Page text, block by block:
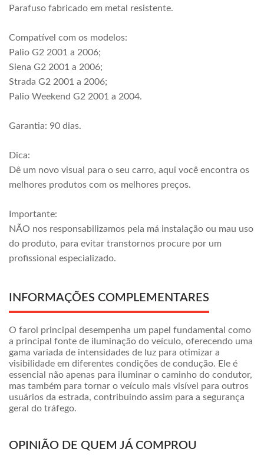
Parafuso fabricado em metal resistente.
Compatível com os modelos:
Palio G2 2001 a 2006;
Siena G2 2001 a 2006;
Strada G2 2001 a 2006;
Palio Weekend G2 2001 a 2004.
Garantia: 90 dias.
Dica:
Dê um novo visual para o seu carro, aqui você encontra os
melhores produtos com os melhores preços.
Importante:
NÃO nos responsabilizamos pela má instalação ou mau uso
do produto, para evitar transtornos procure por um
profissional especializado.
INFORMAÇÕES COMPLEMENTARES
O farol principal desempenha um papel fundamental como
a principal fonte de iluminação do veículo, oferecendo uma
gama variada de intensidades de luz para otimizar a
visibilidade em diferentes condições de condução. Ele é
essencial não apenas para iluminar o caminho do condutor,
mas também para tornar o veículo mais visível para outros
usuários da estrada, contribuindo assim para a segurança
geral do tráfego.
OPINIÃO DE QUEM JÁ COMPROU